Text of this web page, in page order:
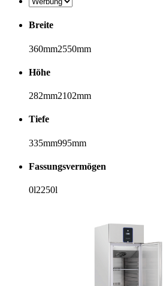
Breite
360mm2550mm
Höhe
282mm2102mm
Tiefe
335mm995mm
Fassungsvermögen
0l2250l